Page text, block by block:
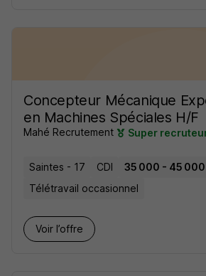
Concepteur Mécanique
en Machines Spéciales H/F
Mahé Recrutement Super
Saintes - 17 CDI
35 000 - 45 000
Télétravail occasionnel
Voir l’offre